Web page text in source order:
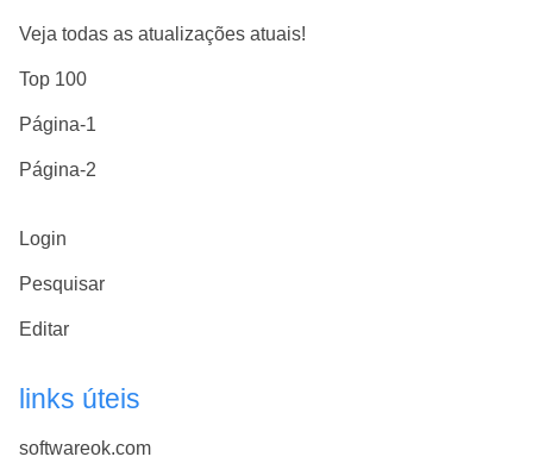
Veja todas as atualizações atuais!
Top 100
Página-1
Página-2
Login
Pesquisar
Editar
links úteis
softwareok.com